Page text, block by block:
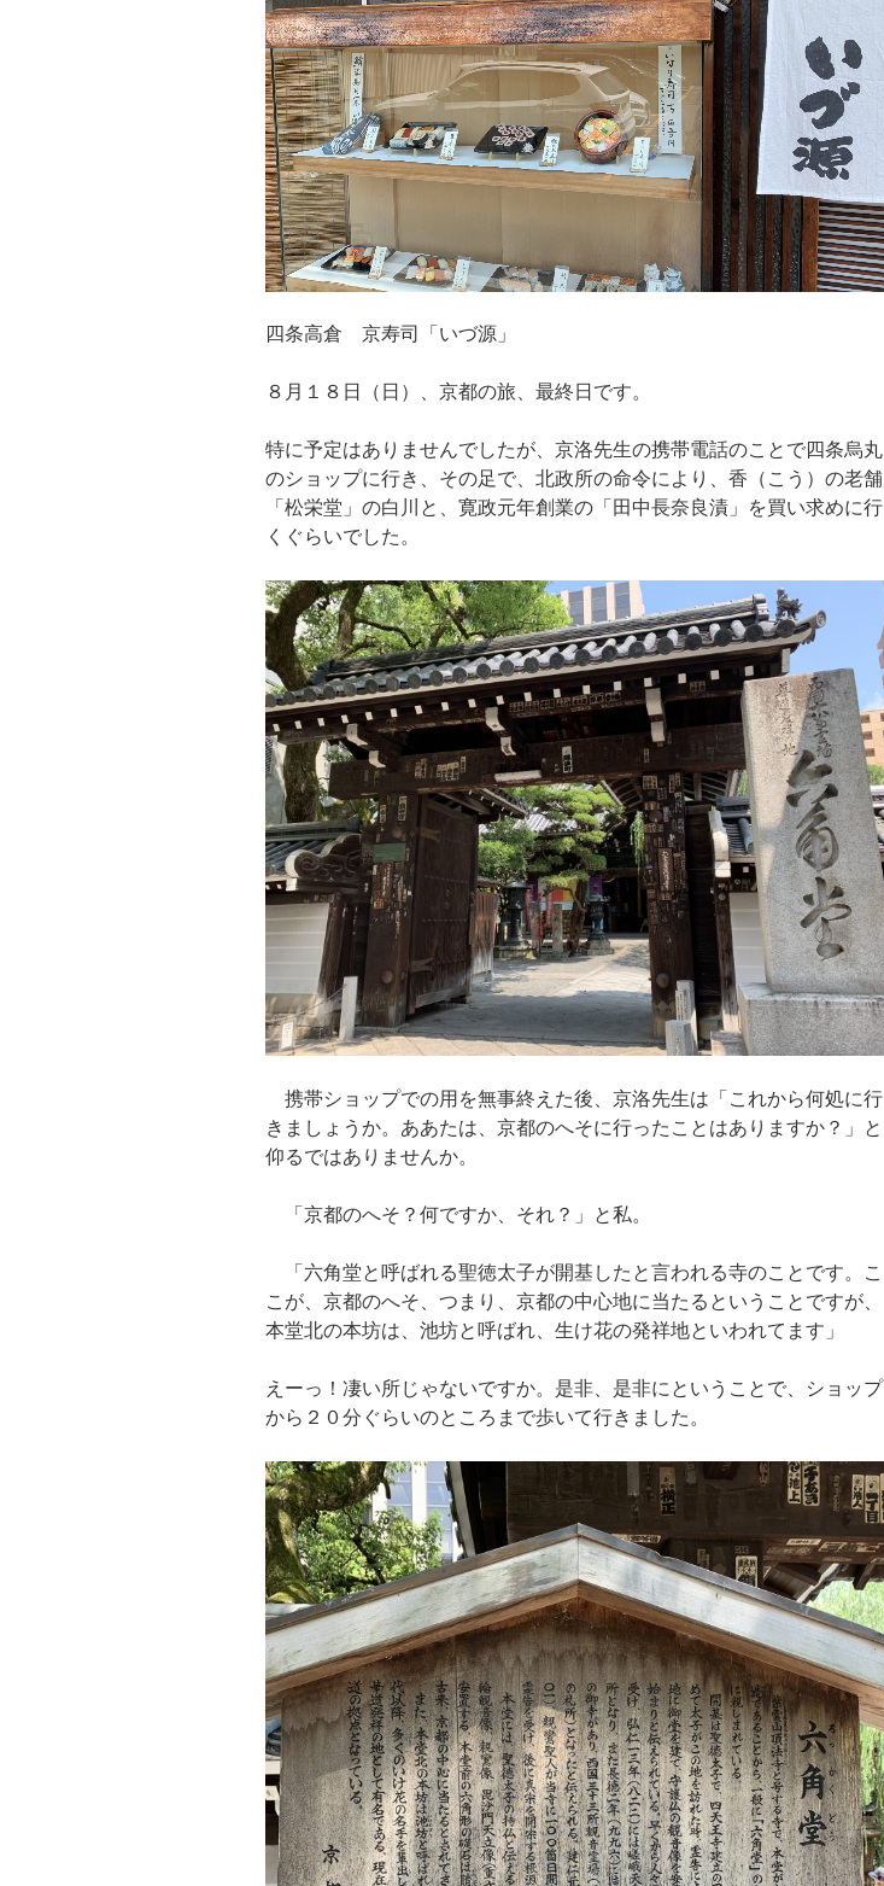
四条高倉 京寿司「いづ源」
８月１８日（日）、京都の旅、最終日です。
特に予定はありませんでしたが、京洛先生の携帯電話のことで四条烏丸
のショップに行き、その足で、北政所の命令により、香（こう）の老舗
「松栄堂」の白川と、寛政元年創業の「田中長奈良漬」を買い求めに行
くぐらいでした。
携帯ショップでの用を無事終えた後、京洛先生は「これから何処に行
きましょうか。ああたは、京都のへそに行ったことはありますか？」と
仰るではありませんか。
「京都のへそ？何ですか、それ？」と私。
「六角堂と呼ばれる聖徳太子が開基したと言われる寺のことです。こ
こが、京都のへそ、つまり、京都の中心地に当たるということですが、
本堂北の本坊は、池坊と呼ばれ、生け花の発祥地といわれてます」
えーっ！凄い所じゃないですか。是非、是非にということで、ショップ
から２０分ぐらいのところまで歩いて行きました。